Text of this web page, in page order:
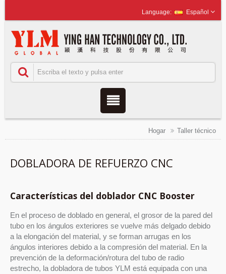
Español
Hogar Taller técnico
DOBLADORA DE REFUERZO CNC
Características del doblador CNC Booster
En el proceso de doblado en general, el grosor de la pared del
tubo en los ángulos exteriores se vuelve más delgado debido
a la elongación del material, y se forman arrugas en los
ángulos interiores debido a la compresión del material. En la
prevención de la deformación/rotura del tubo de radio
estrecho, la dobladora de tubos YLM está equipada con una